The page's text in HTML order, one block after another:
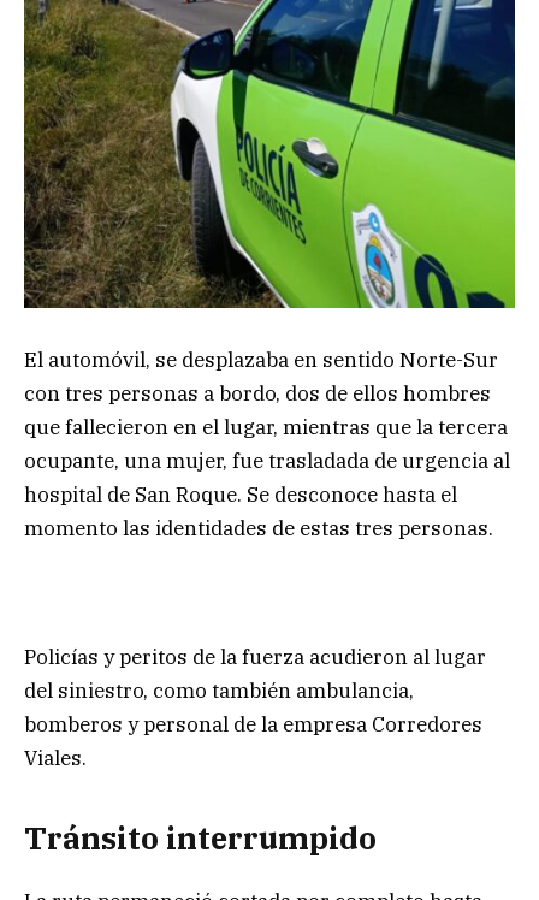
El automóvil, se desplazaba en sentido Norte-Sur
con tres personas a bordo, dos de ellos hombres
que fallecieron en el lugar, mientras que la tercera
ocupante, una mujer, fue trasladada de urgencia al
hospital de San Roque. Se desconoce hasta el
momento las identidades de estas tres personas.
Policías y peritos de la fuerza acudieron al lugar
del siniestro, como también ambulancia,
bomberos y personal de la empresa Corredores
Viales.
Tránsito interrumpido